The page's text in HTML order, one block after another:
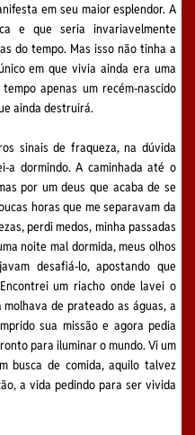
em seu maior esplendor. A
e que seria invariavelmente
do tempo. Mas isso não tinha a
em que vivia ainda era uma
apenas um recém-nascido
ainda destruirá.
sinais de fraqueza, na dúvida
a dormindo. A caminhada até o
por um deus que acaba de se
horas que me separavam da
perdi medos, minha passadas
noite mal dormida, meus olhos
desafiá-lo, apostando que
um riacho onde lavei o
de prateado as águas, a
sua missão e agora pedia
para iluminar o mundo. Vi um
busca de comida, aquilo talvez
a vida pedindo para ser vivida